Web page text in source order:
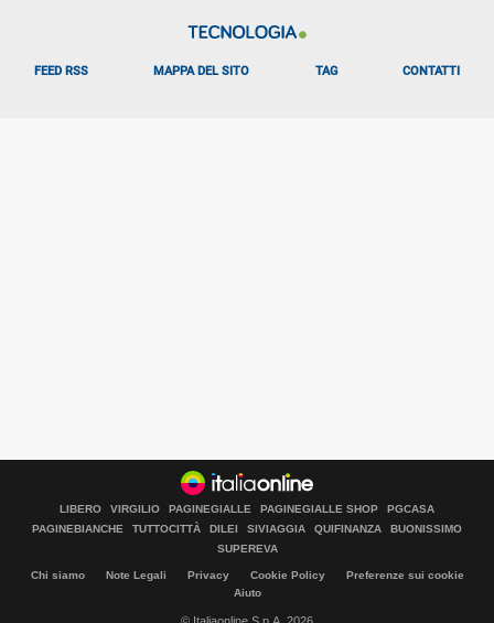
FEED RSS MAPPA DEL SITO TAG CONTATTI
LIBERO VIRGILIO PAGINEGIALLE PAGINEGIALLE SHOP
PGCASA
PAGINEBIANCHE
TUTTOCITTÀ DILEI SIVIAGGIA QUIFINANZA
BUONISSIMO
SUPEREVA
Chi siamo Note Legali Privacy Cookie Policy
Preferenze sui cookie
Aiuto